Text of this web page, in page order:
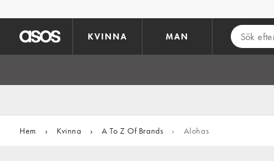
KVINNA MAN
Hem › Kvinna › A To Z Of Brands › Alohas